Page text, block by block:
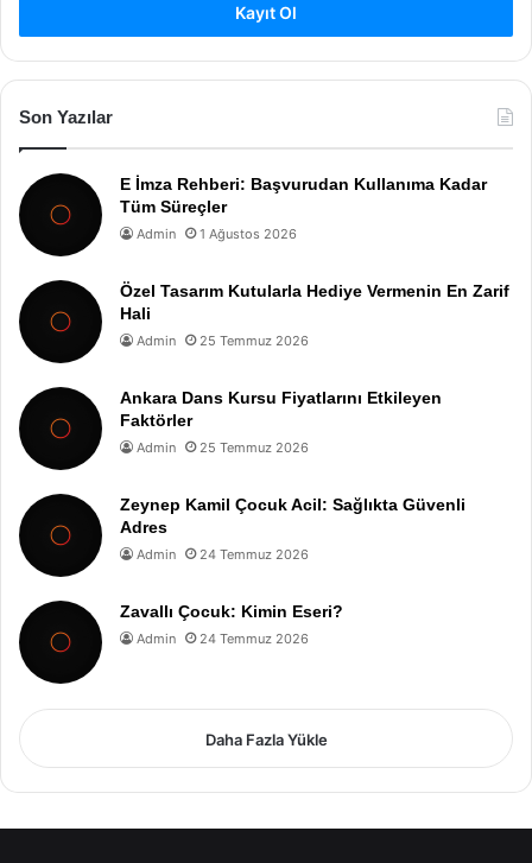
Kayıt Ol
Son Yazılar
E İmza Rehberi: Başvurudan Kullanıma Kadar
Tüm Süreçler
Admin 1 Ağustos 2026
Özel Tasarım Kutularla Hediye Vermenin En Zarif
Hali
Admin 25 Temmuz 2026
Ankara Dans Kursu Fiyatlarını Etkileyen
Faktörler
Admin 25 Temmuz 2026
Zeynep Kamil Çocuk Acil: Sağlıkta Güvenli
Adres
Admin 24 Temmuz 2026
Zavallı Çocuk: Kimin Eseri?
Admin 24 Temmuz 2026
Daha Fazla Yükle